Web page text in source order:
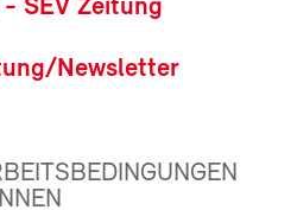
SEV Zeitung
Newsletter